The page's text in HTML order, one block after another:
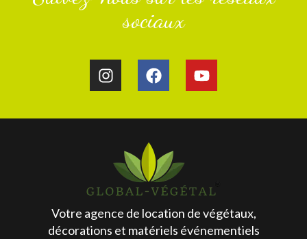
sociaux
Votre agence de location de végétaux,
décorations et matériels événementiels